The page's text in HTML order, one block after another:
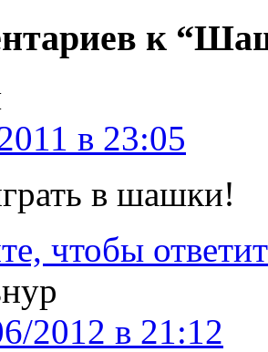
к
в 23:05
в шашки!
чтобы
2012 в 21:12